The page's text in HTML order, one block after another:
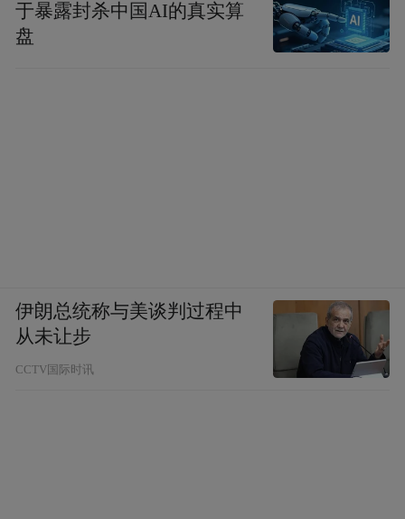
于暴露封杀中国AI的真实算
盘
伊朗总统称与美谈判过程中
从未让步
CCTV国际时讯